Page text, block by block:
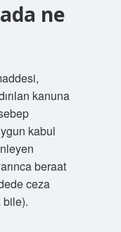
ne
kanuna
kabul
beraat
ceza